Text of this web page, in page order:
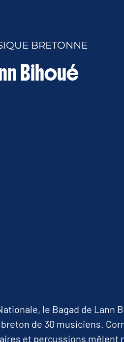
BRETONNE
Bihoué
le Bagad de Lann
de 30 musiciens.
et percussions mêlent